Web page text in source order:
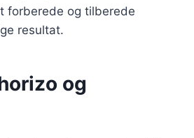
forberede og tilberede
resultat.
og